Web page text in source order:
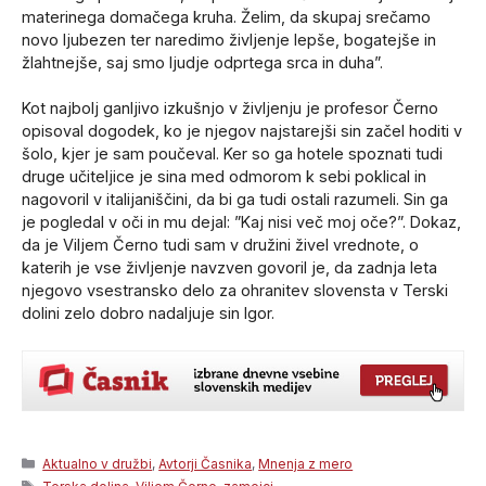
materinega domačega kruha. Želim, da skupaj srečamo
novo ljubezen ter naredimo življenje lepše, bogatejše in
žlahtnejše, saj smo ljudje odprtega srca in duha”.
Kot najbolj ganljivo izkušnjo v življenju je profesor Černo
opisoval dogodek, ko je njegov najstarejši sin začel hoditi v
šolo, kjer je sam poučeval. Ker so ga hotele spoznati tudi
druge učiteljice je sina med odmorom k sebi poklical in
nagovoril v italijaniščini, da bi ga tudi ostali razumeli. Sin ga
je pogledal v oči in mu dejal: ”Kaj nisi več moj oče?”. Dokaz,
da je Viljem Černo tudi sam v družini živel vrednote, o
katerih je vse življenje navzven govoril je, da zadnja leta
njegovo vsestransko delo za ohranitev slovensta v Terski
dolini zelo dobro nadaljuje sin Igor.
Categories
Aktualno v družbi, Avtorji Časnika,Mnenja z mero